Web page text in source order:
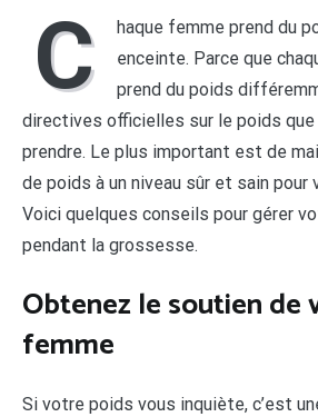
C
haque femme prend du
enceinte. Parce que
prend du poids
directives officielles sur le poids que
prendre. Le plus important est de
de poids à un niveau sûr et sain
Voici quelques conseils pour gérer
pendant la grossesse.
Obtenez le soutien de
femme
Si votre poids vous inquiète, c’est